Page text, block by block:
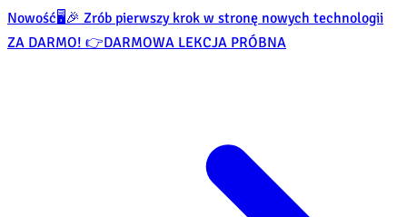
Nowość🖥️🎉 Zrób pierwszy krok w stronę nowych technologii
ZA DARMO! 👉DARMOWA LEKCJA PRÓBNA